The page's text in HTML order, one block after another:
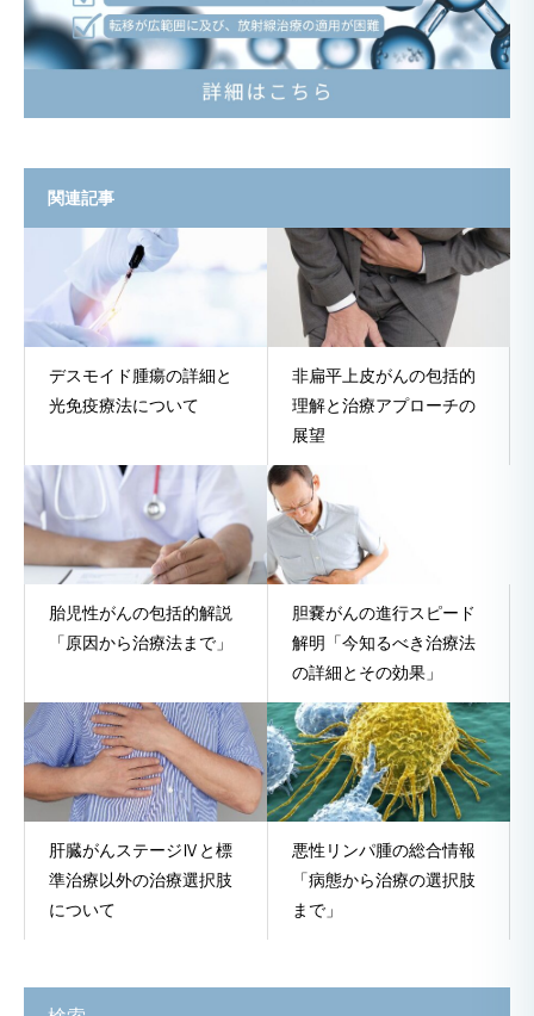
関連記事
デスモイド腫瘍の詳細と
光免疫療法について
非扁平上皮がんの包括的
理解と治療アプローチの
展望
胎児性がんの包括的解説
「原因から治療法まで」
胆嚢がんの進行スピード
解明「今知るべき治療法
の詳細とその効果」
肝臓がんステージⅣと標
準治療以外の治療選択肢
について
悪性リンパ腫の総合情報
「病態から治療の選択肢
まで」